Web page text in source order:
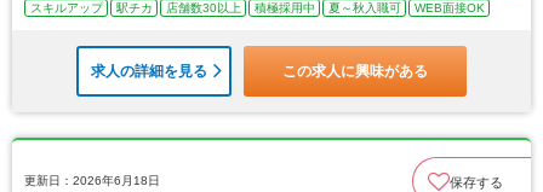
スキルアップ
駅チカ 店舗数30以上 積極採用中 夏～秋入職可 WEB面接OK
求人の詳細を見る この求人に興味がある
更新日：2026年6月18日 保存する